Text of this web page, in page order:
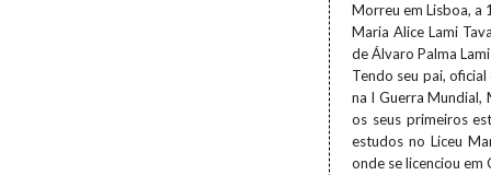
Morreu em Lisboa, a
Maria Alice Lami
de Álvaro Palma
Tendo seu pai,
na I Guerra Mundial,
os seus primeiros
estudos no Liceu
onde se licenciou em